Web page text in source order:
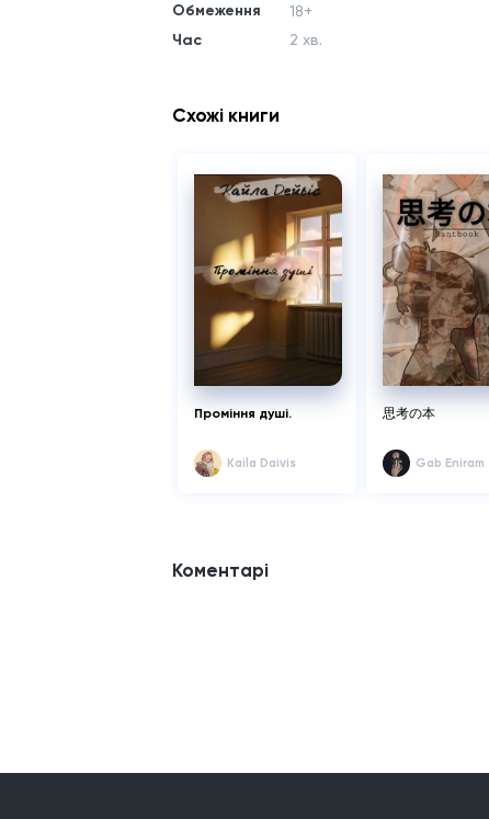
Обмеження
Час
18+
2 хв.
Схожі книги
Проміння душі.
Kaila Daivis
思考の本
Gab Eniram
Коментарі